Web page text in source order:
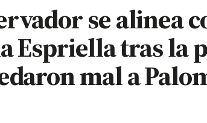
se alinea
Espriella tras la
mal a